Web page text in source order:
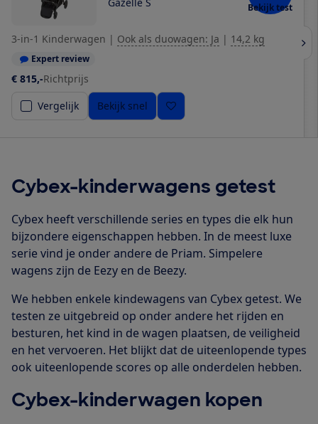
Gazelle S Bekijk test
3-in-1 Kinderwagen | Ook als duowagen: Ja | 14,2 kg
Expert review
€ 815,-Richtprijs
Vergelijk
Bekijk snel
Cybex-kinderwagens getest
Cybex heeft verschillende series en types die elk hun
bijzondere eigenschappen hebben. In de meest luxe
serie vind je onder andere de Priam. Simpelere
wagens zijn de Eezy en de Beezy.
We hebben enkele kindewagens van Cybex getest. We
testen ze uitgebreid op onder andere het rijden en
besturen, het kind in de wagen plaatsen, de veiligheid
en het vervoeren. Het blijkt dat de uiteenlopende types
ook uiteenlopende scores op alle onderdelen hebben.
Cybex-kinderwagen kopen